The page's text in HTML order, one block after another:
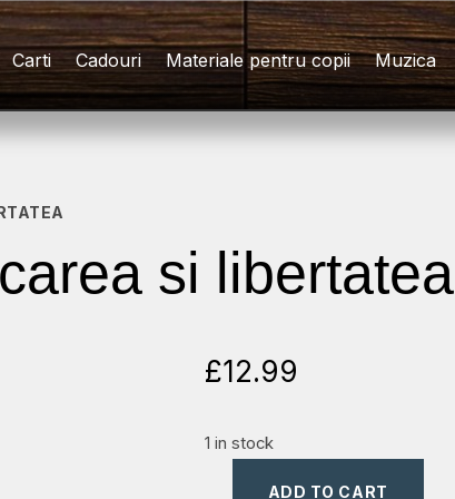
Carti Cadouri Materiale pentru copii Muzica
si libertatea
£12.99
1 in stock
ADD TO CART